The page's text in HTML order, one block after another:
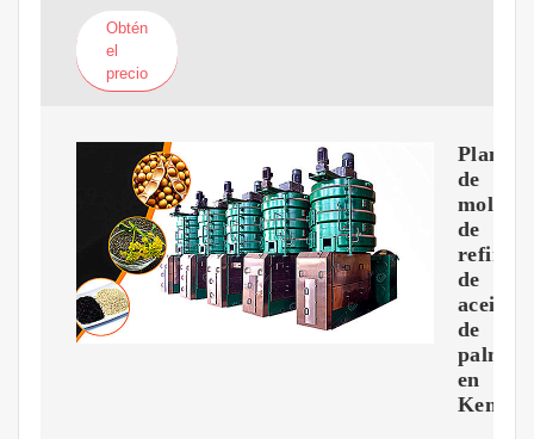
Obtén
el
precio
Planta
de
molino
de
de
aceite
de
palma
en
Kenia